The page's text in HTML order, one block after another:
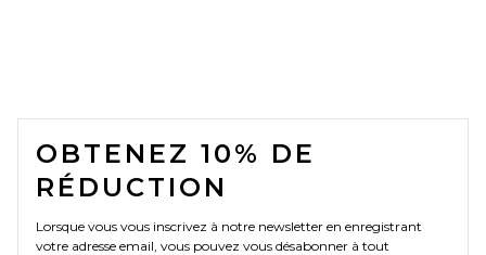
FOOTER
OBTENEZ 10% DE
RÉDUCTION
Lorsque vous vous inscrivez à notre newsletter en enregistrant
votre adresse email, vous pouvez vous désabonner à tout